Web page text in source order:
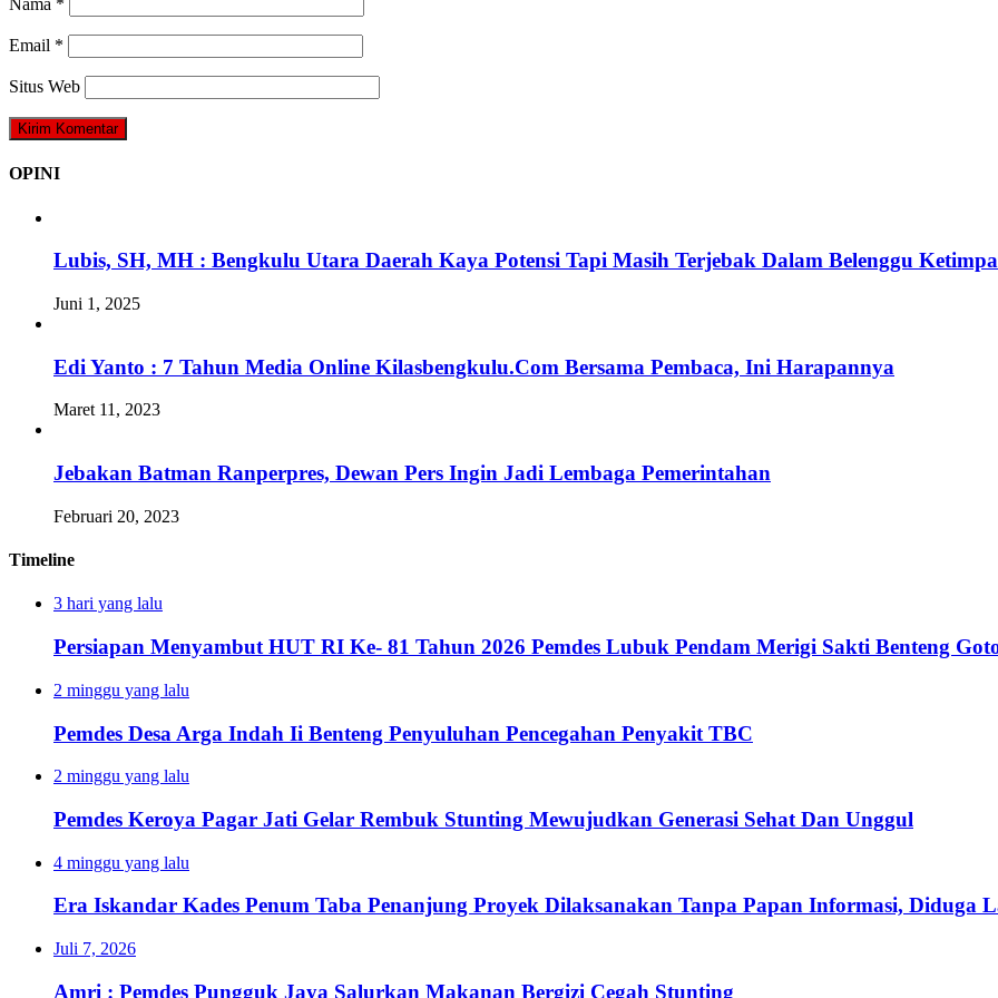
Nama *
Email *
Situs Web
OPINI
Lubis, SH, MH : Bengkulu Utara Daerah Kaya Potensi Tapi Masih Terjebak Dalam Belenggu
Juni 1, 2025
Edi Yanto : 7 Tahun Media Online Kilasbengkulu.Com Bersama Pembaca, Ini Harapannya
Maret 11, 2023
Jebakan Batman Ranperpres, Dewan Pers Ingin Jadi Lembaga Pemerintahan
Februari 20, 2023
Timeline
3 hari yang lalu
Persiapan Menyambut HUT RI Ke- 81 Tahun 2026 Pemdes Lubuk Pendam Merigi Sakti Benteng
2 minggu yang lalu
Pemdes Desa Arga Indah Ii Benteng Penyuluhan Pencegahan Penyakit TBC
2 minggu yang lalu
Pemdes Keroya Pagar Jati Gelar Rembuk Stunting Mewujudkan Generasi Sehat Dan Unggul
4 minggu yang lalu
Era Iskandar Kades Penum Taba Penanjung Proyek Dilaksanakan Tanpa Papan Informasi, Diduga
Juli 7, 2026
Amri : Pemdes Pungguk Jaya Salurkan Makanan Bergizi Cegah Stunting